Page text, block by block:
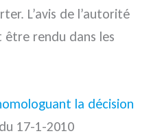
L’avis de l’autorité
rendu dans les
la décision
17-1-2010